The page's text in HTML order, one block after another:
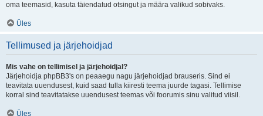
oma teemasid, kasuta täiendatud otsingut ja määra valikud sobivaks.
Üles
Tellimused ja järjehoidjad
Mis vahe on tellimisel ja järjehoidjal?
Järjehoidja phpBB3's on peaaegu nagu järjehoidjad brauseris. Sind ei
teavitata uuendusest, kuid saad tulla kiiresti teema juurde tagasi. Tellimise
korral sind teavitatakse uuendusest teemas või foorumis sinu valitud viisil.
Üles